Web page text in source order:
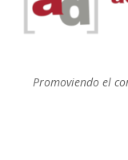
Promoviendo el